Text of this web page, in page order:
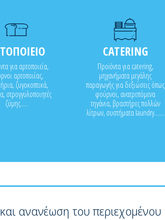
για αρτοποιεία,
αρτοποιίας,
ζυγοκοπτικά,
στρογγυλοποιητές
ζύμης.....
CATERING
Προϊόντα για catering,
μηχανήματα μεγάλης
παραγωγής για δεξιώσεις όπως
φούρνοι, ανατρεπόμενα
τηγάνια, βραστήρες πολλών
λίτρων, συστήματα laundry.......
ανανέωση του περιεχομένου